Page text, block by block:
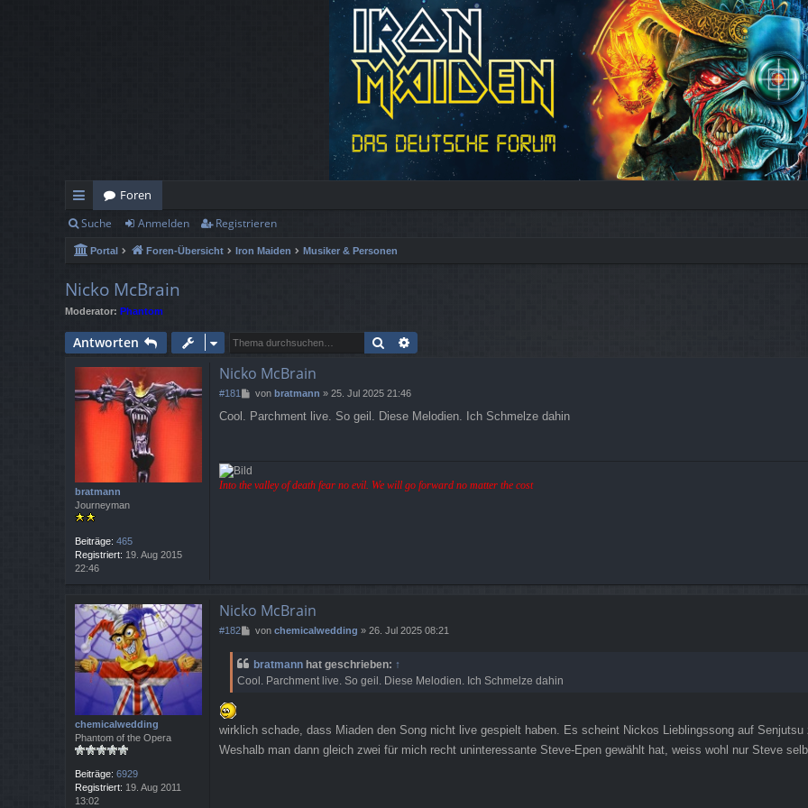
ch
ne
llz
ug
rif
Foren
Suche Anmelden Registrieren
Portal Foren-Übersicht Iron Maiden Musiker & Personen
Nicko McBrain
Moderator: Phantom
Antworten Suche
bratmann
Journeyman
Beiträge: 465
Registriert: 19. Aug 2015
22:46
Nicko McBrain
#181
B
i
g
von bratmann » 25. Jul 2025 21:46
Cool. Parchment live. So geil. Diese Melodien. Ich Schmelze dahin
Into the valley of death fear no evil. We will go forward no matter the cost
chemicalwedding
Phantom of the Opera
Beiträge: 6929
Registriert: 19. Aug 2011
13:02
Nicko McBrain
#182
B
r
von chemicalwedding » 26. Jul 2025 08:21
bratmann hat geschrieben: ↑
Cool. Parchment live. So geil. Diese Melodien. Ich Schmelze dahin
wirklich schade, dass Miaden den Song nicht live gespielt haben. Es scheint Nickos Lieblingssong auf
Weshalb man dann gleich zwei für mich recht uninteressante Steve-Epen gewählt hat, weiss wohl nur Steve